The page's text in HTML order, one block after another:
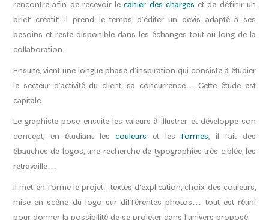
rencontre afin de recevoir lecahier des charges et de définir un
brief créatif. Il prend le temps d’éditer un devis adapté à ses
besoins et reste disponible dans les échanges tout au long de la
collaboration.
Ensuite, vient une longue phase d’inspiration qui consiste à étudier
le secteur d’activité du client, sa concurrence… Cette étude est
capitale.
Le graphiste pose ensuite les valeurs à illustrer et développe son
concept, en étudiant lescouleurs et les formes, il fait des
ébauches de logos, une recherche de typographies très ciblée, les
retravaille…
Il met en forme le projet : textes d’explication, choix des couleurs,
mise en scène du logo sur différentes photos… tout est réuni